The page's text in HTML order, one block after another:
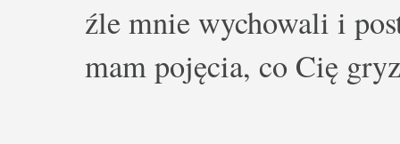
źle mnie wychowali i
mam pojęcia, co Cię